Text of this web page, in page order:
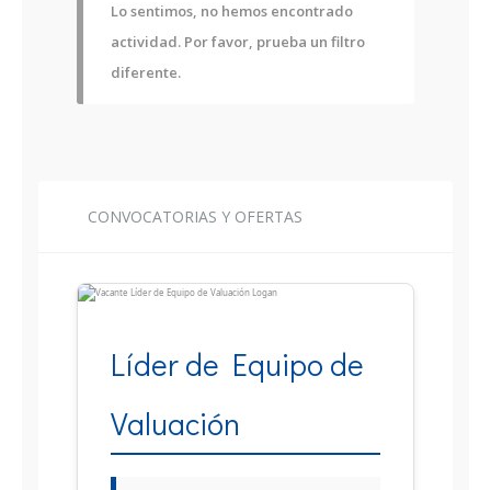
Lo sentimos, no hemos encontrado
actividad. Por favor, prueba un filtro
diferente.
CONVOCATORIAS Y OFERTAS
Líder de Equipo de
Valuación